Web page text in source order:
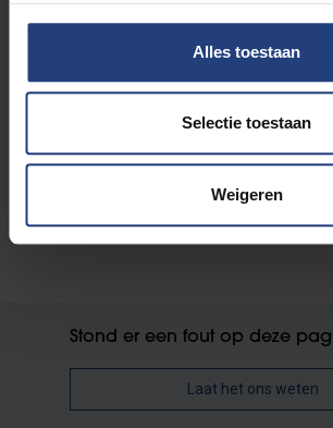
Alles toestaan
Selectie toestaan
Weigeren
volgt daar verdere info.
klaarzetten en opruimen in de zaal
Stond er een fout op deze
Laat het ons weten